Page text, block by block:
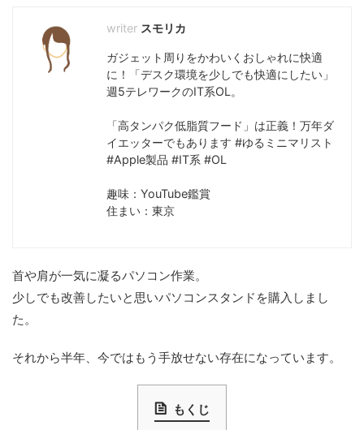
スモリカ
ガジェット周りをかわいくおしゃれに快適
に！「デスク環境を少しでも快適にしたい」
週5テレワークのIT系OL。
「高タンパク低脂質フード」は正義！万年ダ
イエッターでもあります #ゆるミニマリスト
#Apple製品 #IT系 #OL
趣味：YouTube鑑賞
住まい：東京
首や肩が一気に凝るパソコン作業。
少しでも改善したいと思いパソコンスタンドを購入しまし
た。
それから半年、今ではもう手放せない存在になっています。
もくじ